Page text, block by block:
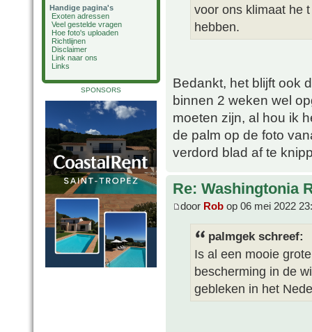
Handige pagina's
Exoten adressen
Veel gestelde vragen
Hoe foto's uploaden
Richtlijnen
Disclaimer
Link naar ons
Links
SPONSORS
voor ons klimaat he
hebben.
Bedankt, het blijft ook
binnen 2 weken wel
moeten zijn, al hou ik
de palm op de foto
verdord blad af te
Re: Washingtonia
door Rob op 06 mei 2022
palmgek schreef:
Is al een mooie
bescherming in de
gebleken in het